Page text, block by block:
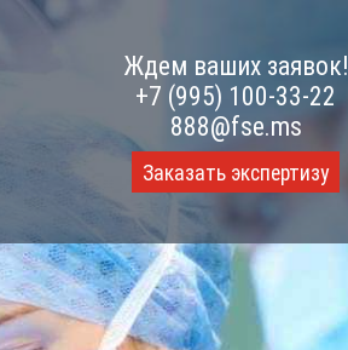
Ждем ваших заявок!
+7 (995) 100-33-22
888@fse.ms
Заказать экспертизу